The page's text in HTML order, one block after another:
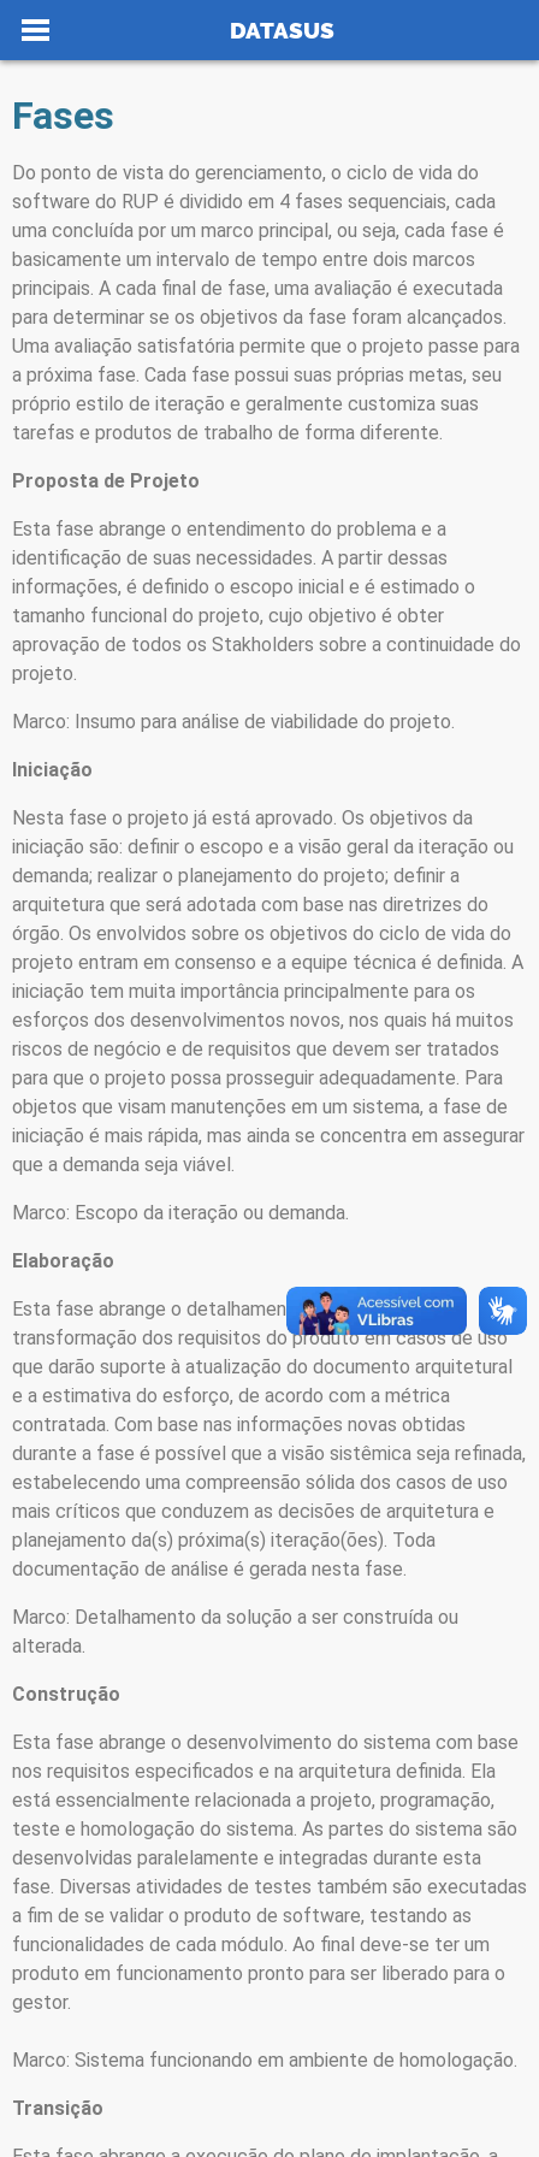
Ir para o conteúdo
DATASUS
portal
Fases
Do ponto de vista do gerenciamento, o ciclo de vida do
software do RUP é dividido em 4 fases sequenciais, cada
uma concluída por um marco principal, ou seja, cada fase é
basicamente um intervalo de tempo entre dois marcos
principais. A cada final de fase, uma avaliação é executada
para determinar se os objetivos da fase foram alcançados.
Uma avaliação satisfatória permite que o projeto passe para
a próxima fase. Cada fase possui suas próprias metas, seu
próprio estilo de iteração e geralmente customiza suas
tarefas e produtos de trabalho de forma diferente.
Proposta de Projeto
Esta fase abrange o entendimento do problema e a
identificação de suas necessidades. A partir dessas
informações, é definido o escopo inicial e é estimado o
tamanho funcional do projeto, cujo objetivo é obter
aprovação de todos os Stakholders sobre a continuidade do
projeto.
Marco: Insumo para análise de viabilidade do projeto.
Iniciação
Nesta fase o projeto já está aprovado. Os objetivos da
iniciação são: definir o escopo e a visão geral da iteração ou
demanda; realizar o planejamento do projeto; definir a
arquitetura que será adotada com base nas diretrizes do
órgão. Os envolvidos sobre os objetivos do ciclo de vida do
projeto entram em consenso e a equipe técnica é definida. A
iniciação tem muita importância principalmente para os
esforços dos desenvolvimentos novos, nos quais há muitos
riscos de negócio e de requisitos que devem ser tratados
para que o projeto possa prosseguir adequadamente. Para
objetos que visam manutenções em um sistema, a fase de
iniciação é mais rápida, mas ainda se concentra em assegurar
que a demanda seja viável.
Marco: Escopo da iteração ou demanda.
Elaboração
Esta fase abrange o detalhamento da solução e a
transformação dos requisitos do produto em casos de uso
que darão suporte à atualização do documento arquitetural
e a estimativa do esforço, de acordo com a métrica
contratada. Com base nas informações novas obtidas
durante a fase é possível que a visão sistêmica seja refinada,
estabelecendo uma compreensão sólida dos casos de uso
mais críticos que conduzem as decisões de arquitetura e
planejamento da(s) próxima(s) iteração(ões). Toda
documentação de análise é gerada nesta fase.
Marco: Detalhamento da solução a ser construída ou
alterada.
Construção
Esta fase abrange o desenvolvimento do sistema com base
nos requisitos especificados e na arquitetura definida. Ela
está essencialmente relacionada a projeto, programação,
teste e homologação do sistema. As partes do sistema são
desenvolvidas paralelamente e integradas durante esta
fase. Diversas atividades de testes também são executadas
a fim de se validar o produto de software, testando as
funcionalidades de cada módulo. Ao final deve-se ter um
produto em funcionamento pronto para ser liberado para o
gestor.
Marco: Sistema funcionando em ambiente de homologação.
Transição